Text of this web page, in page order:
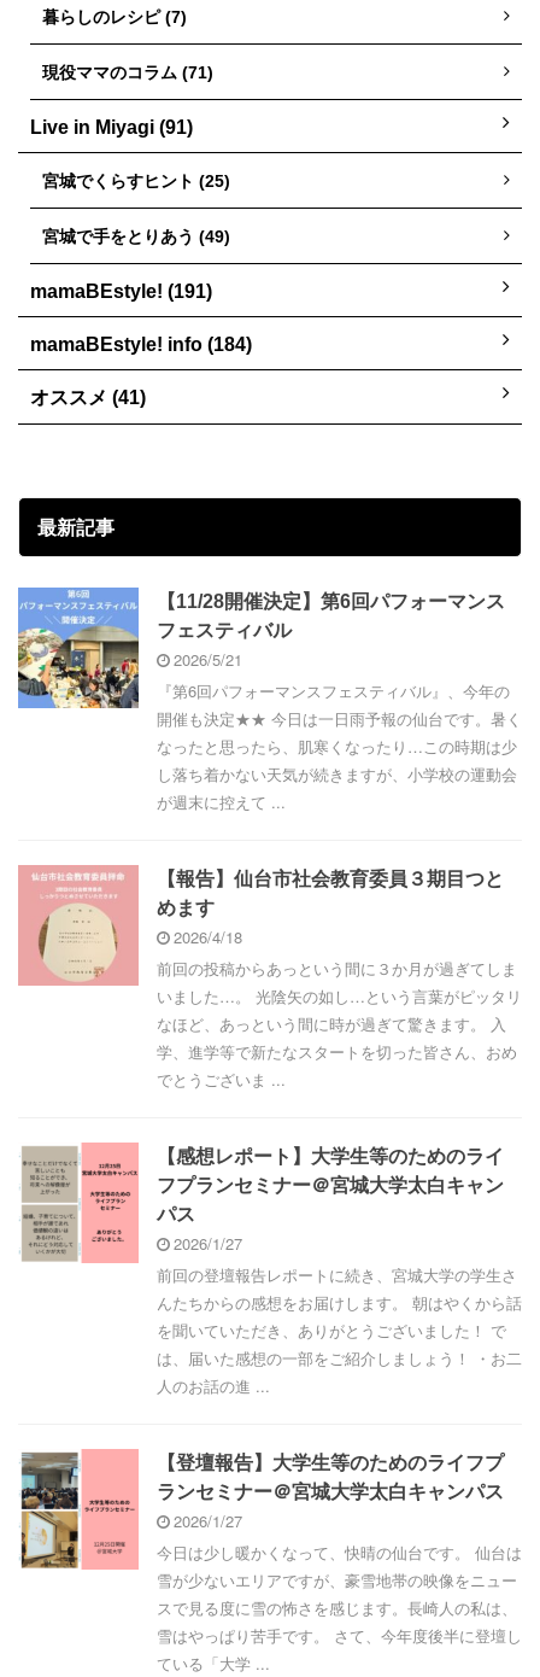
暮らしのレシピ (7)
現役ママのコラム (71)
Live in Miyagi (91)
宮城でくらすヒント (25)
宮城で手をとりあう (49)
mamaBEstyle! (191)
mamaBEstyle! info (184)
オススメ (41)
最新記事
【11/28開催決定】第6回パフォーマンス
フェスティバル
2026/5/21
『第6回パフォーマンスフェスティバル』、今年の
開催も決定★★ 今日は一日雨予報の仙台です。暑く
なったと思ったら、肌寒くなったり…この時期は少
し落ち着かない天気が続きますが、小学校の運動会
が週末に控えて ...
【報告】仙台市社会教育委員３期目つと
めます
2026/4/18
前回の投稿からあっという間に３か月が過ぎてしま
いました…。 光陰矢の如し…という言葉がピッタリ
なほど、あっという間に時が過ぎて驚きます。 入
学、進学等で新たなスタートを切った皆さん、おめ
でとうございま ...
【感想レポート】大学生等のためのライ
フプランセミナー＠宮城大学太白キャン
パス
2026/1/27
前回の登壇報告レポートに続き、宮城大学の学生さ
んたちからの感想をお届けします。 朝はやくから話
を聞いていただき、ありがとうございました！ で
は、届いた感想の一部をご紹介しましょう！ ・お二
人のお話の進 ...
【登壇報告】大学生等のためのライフプ
ランセミナー＠宮城大学太白キャンパス
2026/1/27
今日は少し暖かくなって、快晴の仙台です。 仙台は
雪が少ないエリアですが、豪雪地帯の映像をニュー
スで見る度に雪の怖さを感じます。長崎人の私は、
雪はやっぱり苦手です。 さて、今年度後半に登壇し
ている「大学 ...